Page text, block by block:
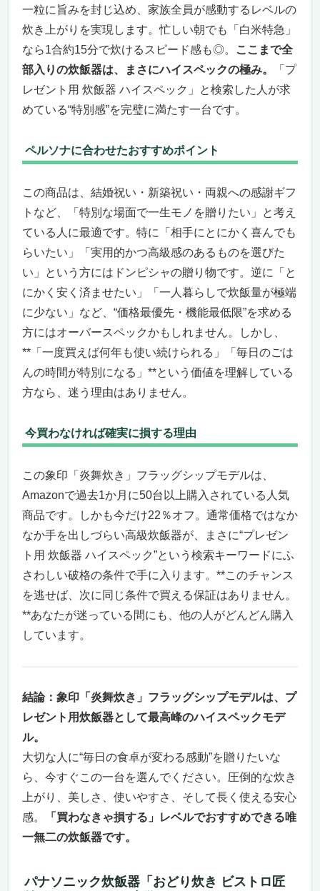
高級感×多機能＝毎日の食卓がランクアップ
こんな人におすすめ、こんな人には向かない
まとめ：迷う理由はない。今すぐ手に入れよ
う
YMZTDDE スマート炊飯器 家庭用 多機能 大容
量 5L ― プレゼント用ハイスペック炊飯器の決
しているあなたへ
ハイスペック炊飯器の中でも圧倒的な多機能
性
ペルソナ別おすすめ・不向きなケース
今すぐ手に入れないと後悔する理由
ヘルシーマルシェ Premium New 圧力名人SP
令和6年産農薬不使用コシヒカリ玄米3kgセット
（発芽酵素玄米炊飯器＋専用蒸し器＋オリジナ
ルレシピ本付き）
“プレゼント用炊飯器ハイスペック”を探すな
ら、これ一択と言い切れる理由
玄米も白米も別格、ボタンひとつでプロ級の
仕上がり
こういう人にオススメ、こういう人には微妙
ない体験を
プレゼント用にも最適！炊飯器の常識を超える
ハイスペックモデル
“今までの炊飯器とは一線を画す”圧倒的存在
感
こういう人には間違いなくオススメ
逆にこういう人には向かないかも
プレゼント用にも最適！ハイスペック炊飯器
「家庭用スマート多機能炊飯器」
誰が使っても“格別の炊きあがり”が楽しめる
理由
スタイリッシュなデザインと簡単操作で“贈
“買わなきゃ損”と言えるほどの価値
プレゼント用に選ぶならこれしかない！「炊飯
器、家庭用/業務用、5L-860W、4つの機能メニ
ュー、24時間予約、スマート断熱、スチーマー
付き」
圧倒的な多機能で、料理の幅が一気に広がる
一粒に旨みを封じ込め、家族全員が感動するレベルの
炊き上がりを実現します。忙しい朝でも「白米特急」
なら1合約15分で炊けるスピード感も◎。
ここまで全
部入りの炊飯器は、まさにハイスペックの極み。
「プ
レゼント用 炊飯器 ハイスペック」と検索した人が求
めている“特別感”を完璧に満たす一台です。
ペルソナに合わせたおすすめポイント
この商品は、結婚祝い・新築祝い・両親への感謝ギフ
トなど、「特別な場面で一生モノを贈りたい」と考え
ている人に最適です。特に「相手にとにかく喜んでも
らいたい」「実用的かつ高級感のあるものを選びた
い」という方にはドンピシャの贈り物です。逆に「と
にかく安く済ませたい」「一人暮らしで炊飯量が極端
に少ない」など、“価格最優先・機能最低限”を求める
方にはオーバースペックかもしれません。しかし、
**「一度買えば何年も使い続けられる」「毎日のごは
んの時間が特別になる」**という価値を理解している
方なら、迷う理由はありません。
今買わなければ確実に損する理由
この象印「炎舞炊き」フラッグシップモデルは、
Amazonで過去1か月に50台以上購入されている人気
商品です。しかも今だけ22％オフ。通常価格ではなか
なか手を出しづらい高級炊飯器が、まさに“プレゼン
ト用 炊飯器 ハイスペック”という検索キーワードにふ
さわしい破格の条件で手に入ります。**このチャンス
を逃せば、次に同じ条件で買える保証はありません。
**あなたが迷っている間にも、他の人がどんどん購入
しています。
結論：象印「炎舞炊き」フラッグシップモデルは、プ
レゼント用炊飯器として最高峰のハイスペックモデ
ル。
大切な人に“毎日の食卓が変わる感動”を贈りたいな
ら、今すぐこの一台を選んでください。圧倒的な炊き
上がり、美しさ、使いやすさ、そして長く使える安心
感。
「買わなきゃ損する」レベルでおすすめできる唯
一無二の炊飯器です。
パナソニック炊飯器「おどり炊き ビストロ匠